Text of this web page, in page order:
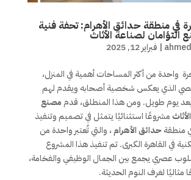
في منطقة حدائق الأهرام: تحفة فنية
لصناعة الأثاث
| فبراير 12, 2025
واحدة من أكثر المساحات أهمية في المنزل،
الذي يعكس شخصية أصحابه ويقدم لهم
بعد يوم طويل. ومن هذا المنطلق، قدممصنع
مشروعًا استثنائيًا يتمثل في تصميم وتنفيذ
منطقةحدائق الأهرام، والتي تُعتبر واحدة من
في القاهرة الكبرى. تم تنفيذ هذا المشروع
عصري يجمع بين الجمال الوظيفي والفخامة،
لغرف النوم الحديثة.